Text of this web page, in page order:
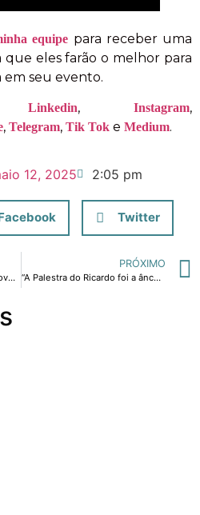
equipe para receber uma
eles farão o melhor para
em seu evento.
Linkedin, Instagram,
, Telegram, Tik Tok e Medium.
12, 2025 2:05 pm
Twitter
Trump matando galinha dos ovos de ouro
PRÓXIMO
“A Palestra do Ricardo foi a âncora que segurou nosso negócio em plena pandemia”